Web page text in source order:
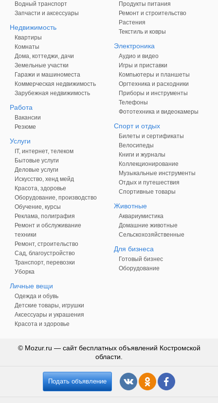
Водный транспорт
Запчасти и аксессуары
Недвижимость
Квартиры
Комнаты
Дома, коттеджи, дачи
Земельные участки
Гаражи и машиноместа
Коммерческая недвижимость
Зарубежная недвижимость
Работа
Вакансии
Резюме
Услуги
IT, интернет, телеком
Бытовые услуги
Деловые услуги
Искусство, хенд мейд
Красота, здоровье
Оборудование, производство
Обучение, курсы
Реклама, полиграфия
Ремонт и обслуживание
техники
Ремонт, строительство
Сад, благоустройство
Транспорт, перевозки
Уборка
Личные вещи
Одежда и обувь
Детские товары, игрушки
Аксессуары и украшения
Красота и здоровье
Продукты питания
Ремонт и строительство
Растения
Текстиль и ковры
Электроника
Аудио и видео
Игры и приставки
Компьютеры и планшеты
Оргтехника и расходники
Приборы и инструменты
Телефоны
Фототехника и видеокамеры
Спорт и отдых
Билеты и сертификаты
Велосипеды
Книги и журналы
Коллекционирование
Музыкальные инструменты
Отдых и путешествия
Спортивные товары
Животные
Аквариумистика
Домашние животные
Сельскохозяйственные
Для бизнеса
Готовый бизнес
Оборудование
© Mozur.ru — сайт бесплатных объявлений Костромской
области.
Подать объявление